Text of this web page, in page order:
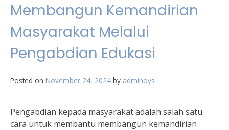
Membangun Kemandirian
Masyarakat Melalui
Pengabdian Edukasi
Posted on November 24, 2024 by adminoys
Pengabdian kepada masyarakat adalah salah satu
cara untuk membantu membangun kemandirian